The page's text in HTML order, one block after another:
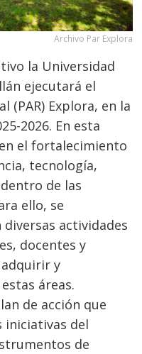
Archivo Par Explora
la Universidad
ejecutará el
(PAR) Explora, en la
2026. En esta
el fortalecimiento
tecnología,
de las
ello, se
actividades
docentes y
y
áreas.
de acción que
iniciativas del
de